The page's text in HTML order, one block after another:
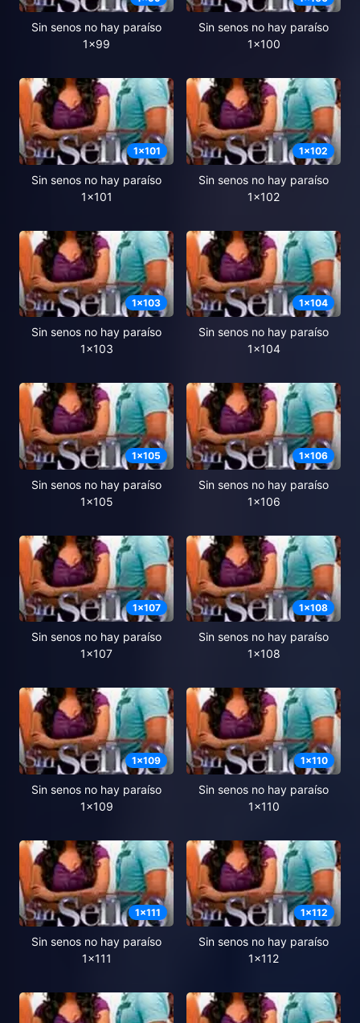
Sin senos no hay paraíso
1x99
Sin senos no hay paraíso
1x100
1x101
Sin senos no hay paraíso
1x101
1x102
Sin senos no hay paraíso
1x102
1x103
Sin senos no hay paraíso
1x103
1x104
Sin senos no hay paraíso
1x104
1x105
Sin senos no hay paraíso
1x105
1x106
Sin senos no hay paraíso
1x106
1x107
Sin senos no hay paraíso
1x107
1x108
Sin senos no hay paraíso
1x108
1x109
Sin senos no hay paraíso
1x109
1x110
Sin senos no hay paraíso
1x110
1x111
Sin senos no hay paraíso
1x111
1x112
Sin senos no hay paraíso
1x112